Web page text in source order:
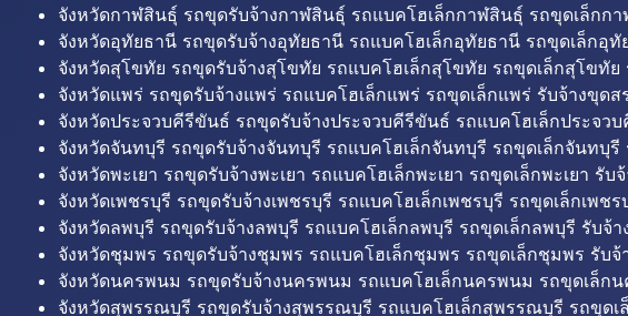
จังหวัดกาฬสินธุ์ รถขุดรับจ้างกาฬสินธุ์ รถแบคโฮเล็กกาฬสินธุ์ รถขุดเล็ก
จังหวัดอุทัยธานี รถขุดรับจ้างอุทัยธานี รถแบคโฮเล็กอุทัยธานี รถขุดเล็กอุ
จังหวัดสุโขทัย รถขุดรับจ้างสุโขทัย รถแบคโฮเล็กสุโขทัย รถขุดเล็กสุโขทั
จังหวัดแพร่ รถขุดรับจ้างแพร่ รถแบคโฮเล็กแพร่ รถขุดเล็กแพร่ รับจ้างขุด
จังหวัดประจวบคีรีขันธ์ รถขุดรับจ้างประจวบคีรีขันธ์ รถแบคโฮเล็กประจ
จังหวัดจันทบุรี รถขุดรับจ้างจันทบุรี รถแบคโฮเล็กจันทบุรี รถขุดเล็กจันทบุ
จังหวัดพะเยา รถขุดรับจ้างพะเยา รถแบคโฮเล็กพะเยา รถขุดเล็กพะเยา รับ
จังหวัดเพชรบุรี รถขุดรับจ้างเพชรบุรี รถแบคโฮเล็กเพชรบุรี รถขุดเล็กเพช
จังหวัดลพบุรี รถขุดรับจ้างลพบุรี รถแบคโฮเล็กลพบุรี รถขุดเล็กลพบุรี รับจ้
จังหวัดชุมพร รถขุดรับจ้างชุมพร รถแบคโฮเล็กชุมพร รถขุดเล็กชุมพร รับ
จังหวัดนครพนม รถขุดรับจ้างนครพนม รถแบคโฮเล็กนครพนม รถขุดเล็
จังหวัดสุพรรณบุรี รถขุดรับจ้างสุพรรณบุรี รถแบคโฮเล็กสุพรรณบุรี รถขุ